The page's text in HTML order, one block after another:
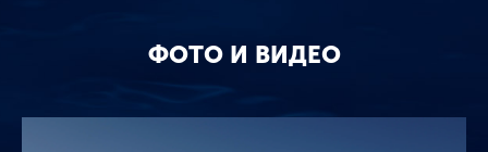
ФОТО И ВИДЕО